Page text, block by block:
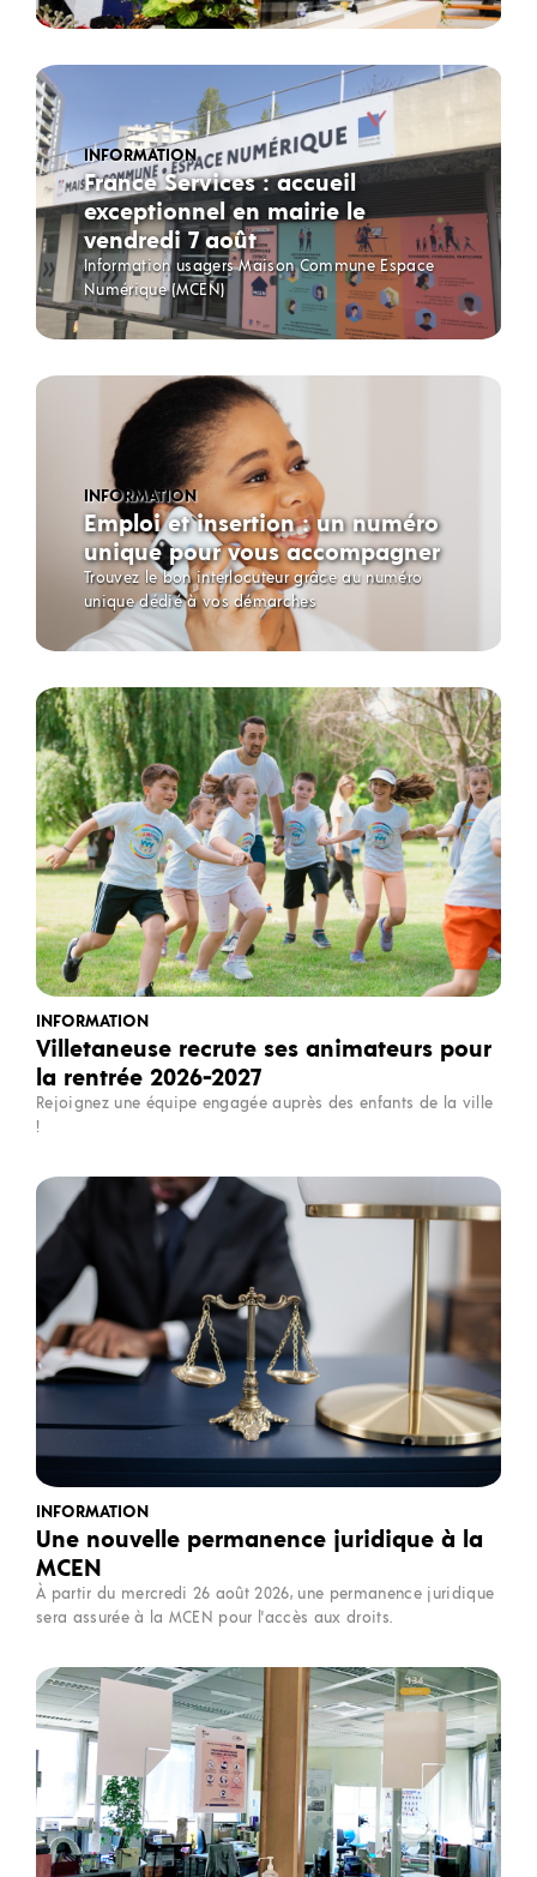
INFORMATION
France Services : accueil
exceptionnel en mairie le
vendredi 7 août
Information usagers Maison Commune Espace
Numérique (MCEN)
INFORMATION
Emploi et insertion : un numéro
unique pour vous accompagner
Trouvez le bon interlocuteur grâce au numéro
unique dédié à vos démarches
INFORMATION
Villetaneuse recrute ses animateurs pour
la rentrée 2026-2027
Rejoignez une équipe engagée auprès des enfants de la ville
!
INFORMATION
Une nouvelle permanence juridique à la
MCEN
À partir du mercredi 26 août 2026, une permanence juridique
sera assurée à la MCEN pour l'accès aux droits.